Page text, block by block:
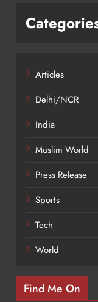
Articles
Delhi/NCR
India
Muslim World
Press Release
Sports
Tech
World
Find Me On